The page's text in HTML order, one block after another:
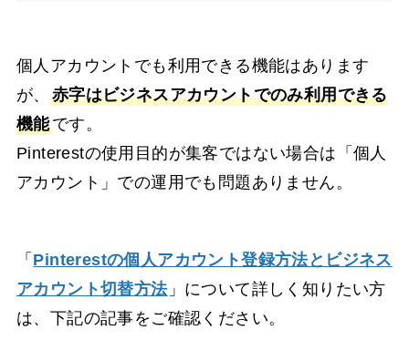
個人アカウントでも利用できる機能はあります
が、 赤字はビジネスアカウントでのみ利用できる
機能です。
Pinterestの使用目的が集客ではない場合は「個人
アカウント」での運用でも問題ありません。
「 Pinterestの個人アカウント登録方法とビジネス
アカウント切替方法」について詳しく知りたい方
は、下記の記事をご確認ください。